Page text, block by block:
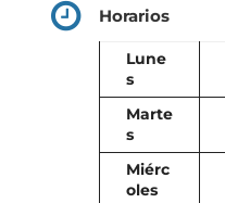
Horarios
Lune
s
Marte
s
Miérc
oles